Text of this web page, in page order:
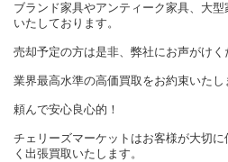
ブランド家具やアンティーク家具、大
いたしております。
売却予定の方は是非、弊社にお声がけく
業界最高水準の高価買取をお約束いたし
頼んで安心良心的！
チェリーズマーケットはお客様が大切
く出張買取いたします。